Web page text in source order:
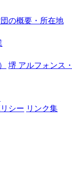
の概要・所在地
堺 アルフォンス
シー リンク集